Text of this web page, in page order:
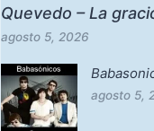
Quevedo – La
agosto 5, 2026
agosto 5,